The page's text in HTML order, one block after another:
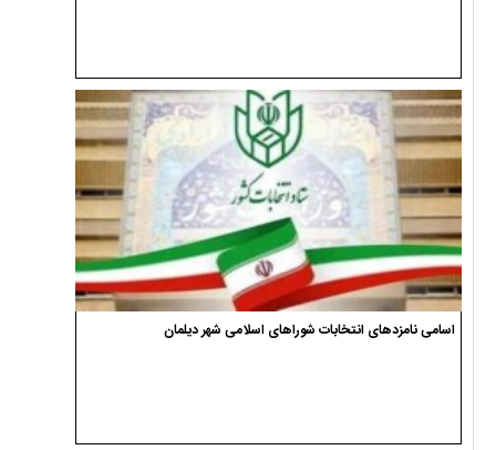
اسامی نامزدهای انتخابات شوراهای اسلامی شهر دیلمان